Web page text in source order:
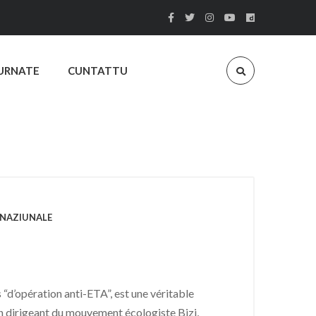
CUNTATTU
anti-ETA”, est une véritable
dirigeant du mouvement écologiste Bizi,